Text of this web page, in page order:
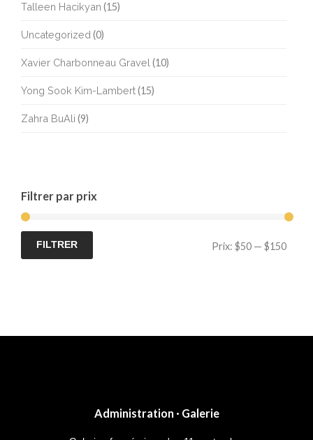
Talleen Hacikyan (15)
Uncategorized(0)
Xavier Charbonneau Gravel(10)
Yong Sook Kim-Lambert(15)
Zahra BuAli (9)
Filtrer par prix
Prix
Prix
FILTRER Prix:$50 —$150
Administration · Galerie